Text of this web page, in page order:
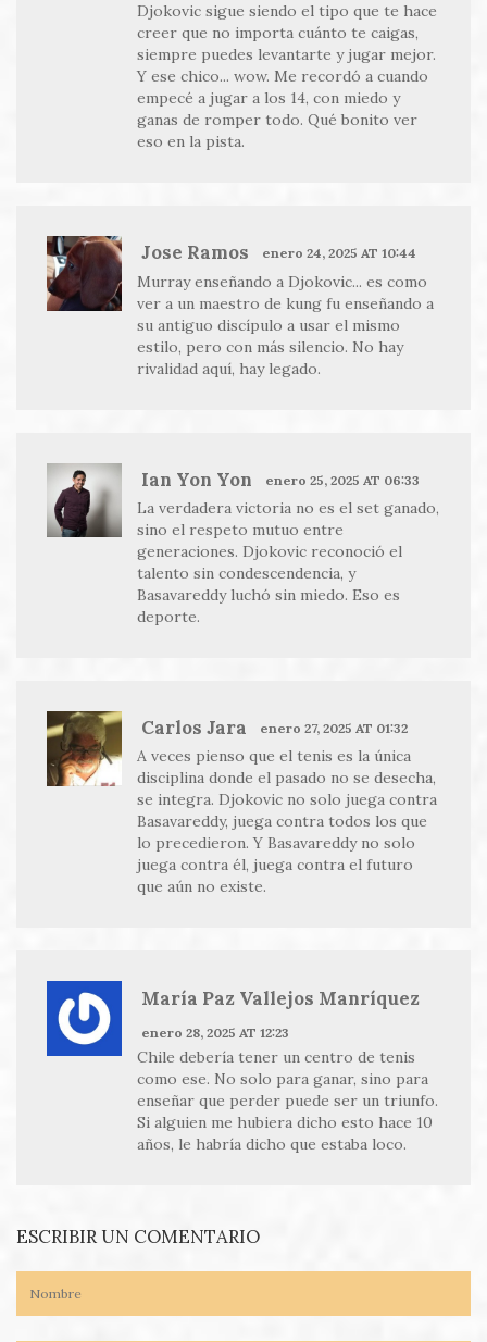
Djokovic sigue siendo el tipo que te hace
creer que no importa cuánto te caigas,
siempre puedes levantarte y jugar mejor.
Y ese chico... wow. Me recordó a cuando
empecé a jugar a los 14, con miedo y
ganas de romper todo. Qué bonito ver
eso en la pista.
Jose Ramos enero 24, 2025 AT 10:44
Murray enseñando a Djokovic... es como
ver a un maestro de kung fu enseñando a
su antiguo discípulo a usar el mismo
estilo, pero con más silencio. No hay
rivalidad aquí, hay legado.
Ian Yon Yon enero 25, 2025 AT 06:33
La verdadera victoria no es el set ganado,
sino el respeto mutuo entre
generaciones. Djokovic reconoció el
talento sin condescendencia, y
Basavareddy luchó sin miedo. Eso es
deporte.
Carlos Jara enero 27, 2025 AT 01:32
A veces pienso que el tenis es la única
disciplina donde el pasado no se desecha,
se integra. Djokovic no solo juega contra
Basavareddy, juega contra todos los que
lo precedieron. Y Basavareddy no solo
juega contra él, juega contra el futuro
que aún no existe.
María Paz Vallejos Manríquez
enero 28, 2025 AT 12:23
Chile debería tener un centro de tenis
como ese. No solo para ganar, sino para
enseñar que perder puede ser un triunfo.
Si alguien me hubiera dicho esto hace 10
años, le habría dicho que estaba loco.
ESCRIBIR UN COMENTARIO